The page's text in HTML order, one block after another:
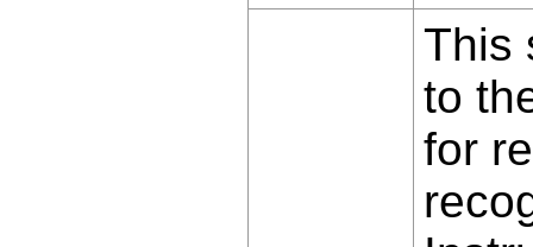
This
to
for